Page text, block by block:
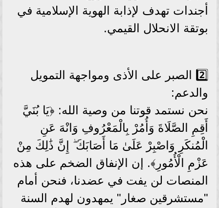
أجندات تهدف لإذابة الهوية الإسلامية في
بوتقة الانحلال القيمي.
2️⃣ الصبر على الأذى ومواجهة التمويل
والدعم:
نحن نستمد قوتنا من وصية الله: ﴿يَا بُنَيَّ
أَقِمِ الصَّلَاةَ وَأُمُرْ بِالْمَعْرُوفِ وَانْهَ عَنِ
الْمُنكَرِ وَاصْبِرْ عَلَىٰ مَا أَصَابَكَ ۖ إِنَّ ذَٰلِكَ مِنْ
عَزْمِ الْأُمُورِ﴾. إن الإنفاق الضخم على هذه
المنصات لن يفت في عضدنا، فنحن أمام
"مستشرقين صغار" يمهدون لهدم السنة